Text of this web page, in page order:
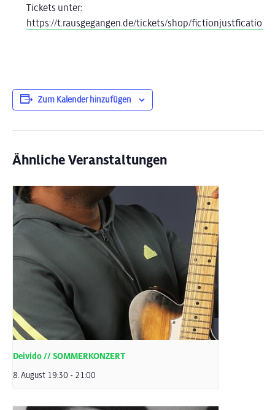
Tickets unter:
https://t.rausgegangen.de/tickets/shop/fictionjustfication
Zum Kalender hinzufügen
Ähnliche Veranstaltungen
Deivido // SOMMERKONZERT
8. August 19:30 - 21:00